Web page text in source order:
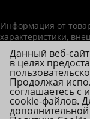
Информация от
характеристики,
изменены
ИП Фролова А. В.,
© 2026 Steel-Gun (Стил
товаров для страйкбола
Данный веб-
в целях
Продолжая
соглашаетесь с
cookie-файлов.